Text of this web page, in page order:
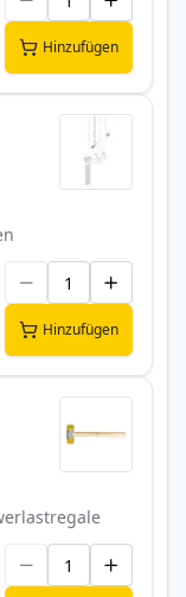
Hinzufügen
Hinzufügen